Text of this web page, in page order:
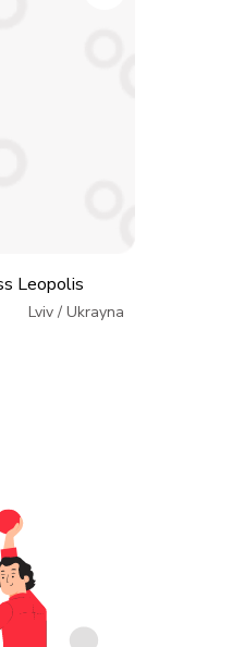
Leopolis
Lviv / Ukrayna